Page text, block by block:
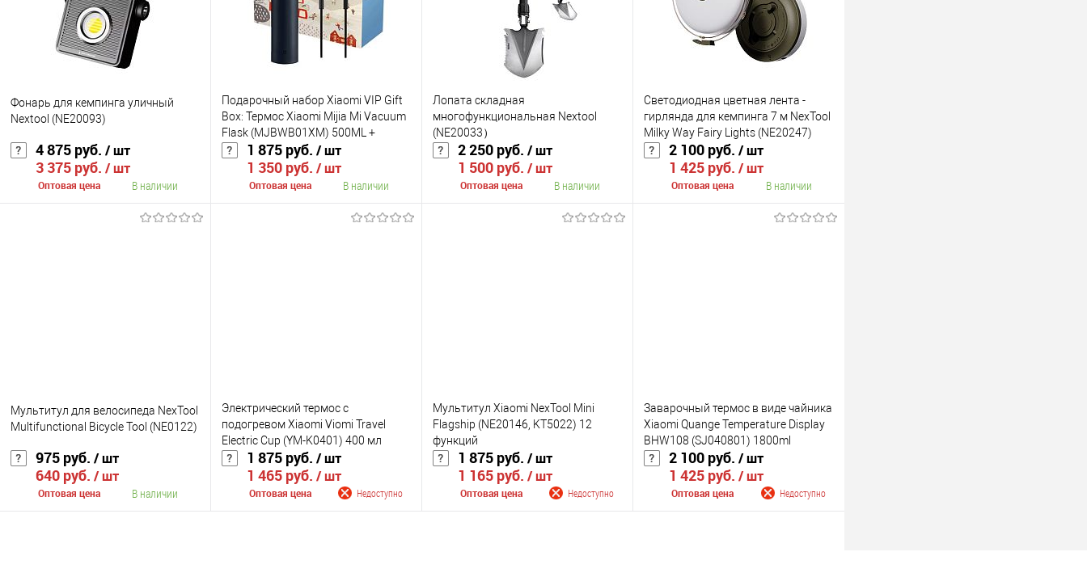
Фонарь для кемпинга уличный
Nextool (NE20093)
4 875 руб. / шт
3 375 руб. / шт
Оптовая цена В наличии
Подарочный набор Xiaomi VIP Gift
Box: Термос Xiaomi Mijia Mi Vacuum
Flask (MJBWB01XM) 500ML +
Xiaomi Double Dynamic Earphone
SDQEJ06WM
1 875 руб. / шт
1 350 руб. / шт
Оптовая цена В наличии
Лопата складная
многофункциональная Nextool
(NE20033）
2 250 руб. / шт
1 500 руб. / шт
Оптовая цена В наличии
Светодиодная цветная лента -
гирлянда для кемпинга 7 м NexTool
Milky Way Fairy Lights (NE20247)
2 100 руб. / шт
1 425 руб. / шт
Оптовая цена В наличии
Мультитул для велосипеда NexTool
Multifunctional Bicycle Tool (NE0122)
975 руб. / шт
640 руб. / шт
Оптовая цена В наличии
Электрический термос с
подогревом Xiaomi Viomi Travel
Electric Cup (YM-K0401) 400 мл
1 875 руб. / шт
1 465 руб. / шт
Оптовая цена Недоступно
Мультитул Xiaomi NexTool Mini
Flagship (NE20146, KT5022) 12
функций
1 875 руб. / шт
1 165 руб. / шт
Оптовая цена Недоступно
Заварочный термос в виде чайника
Xiaomi Quange Temperature Display
BHW108 (SJ040801) 1800ml
2 100 руб. / шт
1 425 руб. / шт
Оптовая цена Недоступно